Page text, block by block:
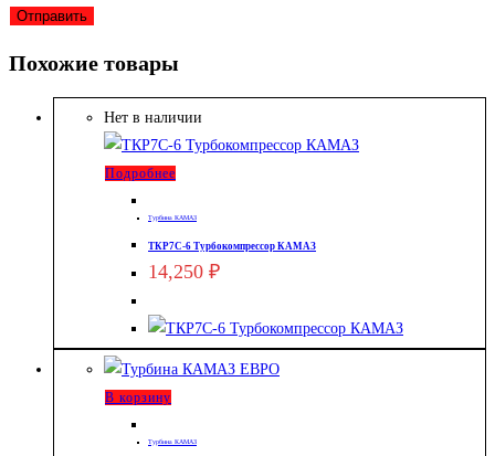
Похожие товары
Нет в наличии
Подробнее
Турбина КАМАЗ
ТКР7С-6 Турбокомпрессор КАМАЗ
14,250 ₽
В корзину
Турбина КАМАЗ